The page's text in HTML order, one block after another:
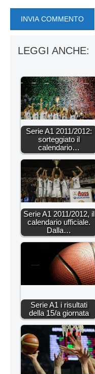
LEGGI ANCHE:
Serie A1 2011/2012:
sorteggiato il
calendario…
Serie A1 2011/2012, il
calendario ufficiale.
Dalla…
Serie A1 i risultati
della 15/a giornata